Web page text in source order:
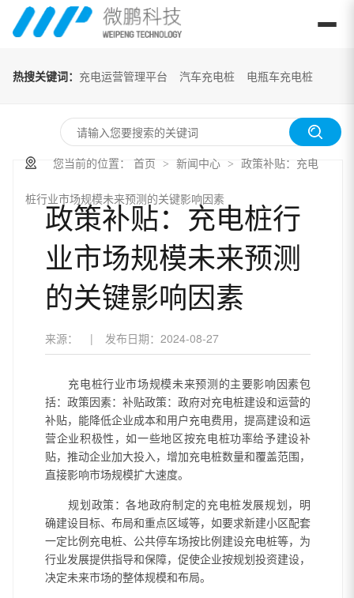
热搜关键词： 充电运营管理平台 汽车充电桩 电瓶车充电桩
您当前的位置： 首页 > 新闻中心 > 政策补贴：充电
桩行业市场规模未来预测的关键影响因素
政策补贴：充电桩行
业市场规模未来预测
的关键影响因素
来源： | 发布日期： 2024-08-27
充电桩行业市场规模未来预测的主要影响因素包
括：政策因素：补贴政策：政府对充电桩建设和运营的
补贴，能降低企业成本和用户充电费用，提高建设和运
营企业积极性，如一些地区按充电桩功率给予建设补
贴，推动企业加大投入，增加充电桩数量和覆盖范围，
直接影响市场规模扩大速度。
规划政策：各地政府制定的充电桩发展规划，明
确建设目标、布局和重点区域等，如要求新建小区配套
一定比例充电桩、公共停车场按比例建设充电桩等，为
行业发展提供指导和保障，促使企业按规划投资建设，
决定未来市场的整体规模和布局。